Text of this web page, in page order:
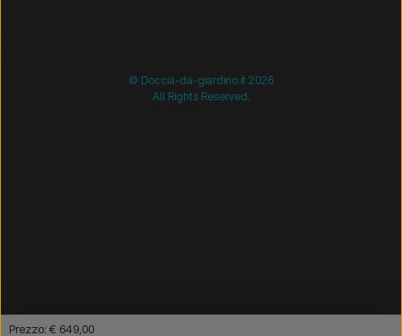
Prezzo: € 649,00
© Doccia-da-giardino.it 2026
All Rights Reserved.